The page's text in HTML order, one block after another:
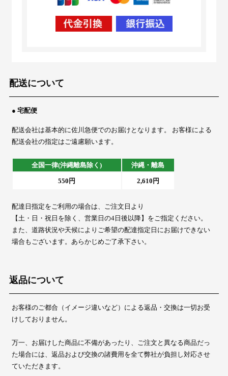
配送について
● 宅配便
配送会社は基本的に佐川急便でのお届けとなります。 お客様による
配送会社の指定はご遠慮願います。
全国一律(沖縄離島除く) 沖縄・離島
550円 2,610円
配達日指定をご利用の場合は、ご注文日より
【土・日・祝日を除く、営業日の4日後以降】をご指定ください。
また、道路状況や天候によりご希望の配達指定日にお届けできない
場合もございます。あらかじめご了承下さい。
返品について
お客様のご都合（イメージ違いなど）による返品・交換は一切お受
けしておりません。
万一、お届けした商品に不備があったり、ご注文と異なる商品だっ
た場合には、返品および交換の諸費用を全て弊社が負担し対応させ
ていただきます。